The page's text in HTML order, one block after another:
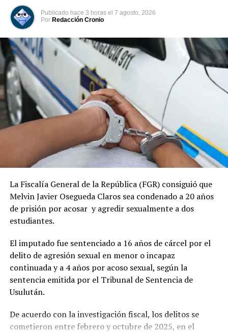
Publicado hace 3 horas el 7 agosto, 2026
Por Redacción Cronio
La Fiscalía General de la República (FGR) consiguió que
Melvin Javier Osegueda Claros sea condenado a 20 años
de prisión por acosar y agredir sexualmente a dos
estudiantes.
El imputado fue sentenciado a 16 años de cárcel por el
delito de agresión sexual en menor o incapaz
continuada y a 4 años por acoso sexual, según la
sentencia emitida por el Tribunal de Sentencia de
Usulután.
De acuerdo con la investigación fiscal, los delitos se
cometieron entre febrero y octubre de 2025, en el